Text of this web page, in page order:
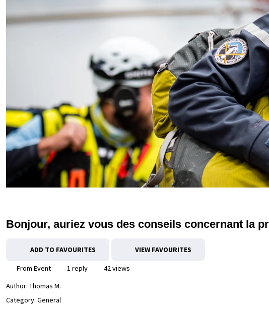
Bonjour, auriez vous des conseils concernant la
ADD TO FAVOURITES VIEW FAVOURITES
From Event 1 reply
42 views
Author: Thomas M.
Category: General